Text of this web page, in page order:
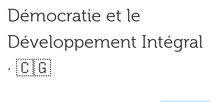
Démocratie et le
Développement Intégral
· 🇨🇬